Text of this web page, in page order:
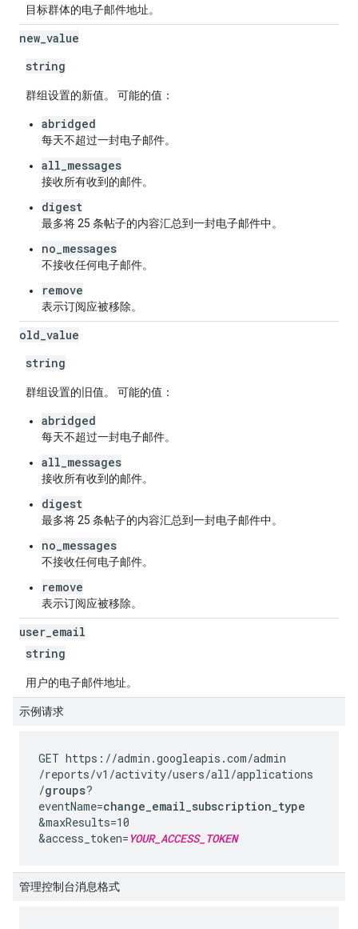
目标群体的电子邮件地址。
new value
string
群组设置的新值。 可能的值：
abridged
每天不超过一封电子邮件。
all_messages
接收所有收到的邮件。
digest
最多将 25 条帖子的内容汇总到一封电子邮件中。
no_messages
不接收任何电子邮件。
remove
表示订阅应被移除。
old value
string
群组设置的旧值。 可能的值：
abridged
每天不超过一封电子邮件。
all_messages
接收所有收到的邮件。
digest
最多将 25 条帖子的内容汇总到一封电子邮件中。
no_messages
不接收任何电子邮件。
remove
表示订阅应被移除。
user email
string
用户的电子邮件地址。
示例请求
GET https://admin.googleapis.com/admin
/reports/v1 /activity/users/all/applications
/groups?
eventName=change_email_subscription_type
&maxResults=10
&access_token= YOUR_ACCESS_TOKEN
管理控制台消息格式